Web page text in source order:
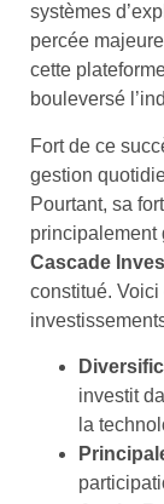
systèmes
percée
cette
bouleversé
Fort de ce
gestion
Pourtant, sa
principalement
Cascade
constitué.
investit
la